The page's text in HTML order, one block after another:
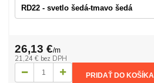
26,13 €/m
21,24 € bez DPH
PRIDAŤ DO KOŠÍKA